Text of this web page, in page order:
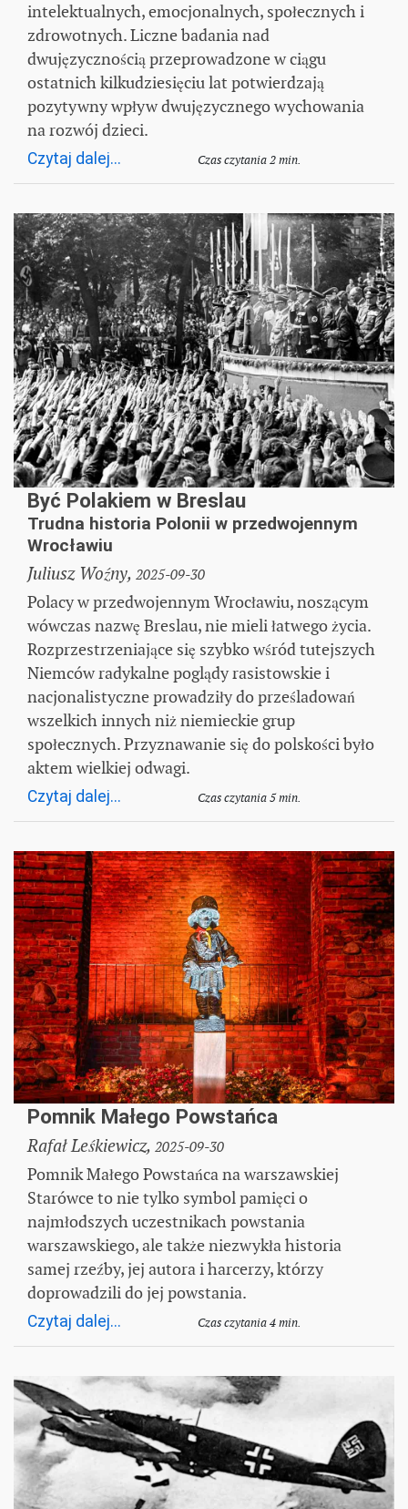
intelektualnych, emocjonalnych, społecznych i
zdrowotnych. Liczne badania nad
dwujęzycznością przeprowadzone w ciągu
ostatnich kilkudziesięciu lat potwierdzają
pozytywny wpływ dwujęzycznego wychowania
na rozwój dzieci.
Czytaj dalej... Czas czytania 2 min.
Być Polakiem w Breslau
Trudna historia Polonii w przedwojennym
Wrocławiu
Juliusz Woźny, 2025-09-30
Polacy w przedwojennym Wrocławiu, noszącym
wówczas nazwę Breslau, nie mieli łatwego życia.
Rozprzestrzeniające się szybko wśród tutejszych
Niemców radykalne poglądy rasistowskie i
nacjonalistyczne prowadziły do prześladowań
wszelkich innych niż niemieckie grup
społecznych. Przyznawanie się do polskości było
aktem wielkiej odwagi.
Czytaj dalej... Czas czytania 5 min.
Pomnik Małego Powstańca
Rafał Leśkiewicz, 2025-09-30
Pomnik Małego Powstańca na warszawskiej
Starówce to nie tylko symbol pamięci o
najmłodszych uczestnikach powstania
warszawskiego, ale także niezwykła historia
samej rzeźby, jej autora i harcerzy, którzy
doprowadzili do jej powstania.
Czytaj dalej... Czas czytania 4 min.